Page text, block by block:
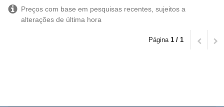
Preços com base em pesquisas recentes, sujeitos a
alterações de última hora
Página 1 / 1